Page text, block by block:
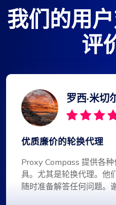
我们的用
评
罗西·米切
优质廉价的轮换代理
Proxy Compass 提供各
具。尤其是轮换代理。他
随时准备解答任何问题。